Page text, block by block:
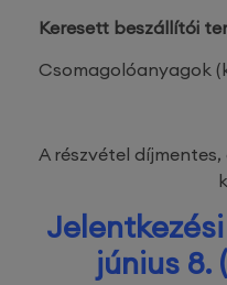
Keresett beszállítói
Csomagolóanyagok
A részvétel
június 8.